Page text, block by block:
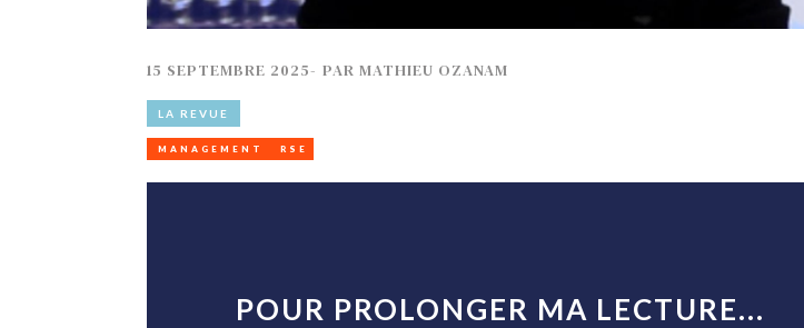
15 SEPTEMBRE 2025- PARMATHIEU OZANAM
LA REVUE
MANAGEMENT RSE
POUR PROLONGER MA LECTURE...